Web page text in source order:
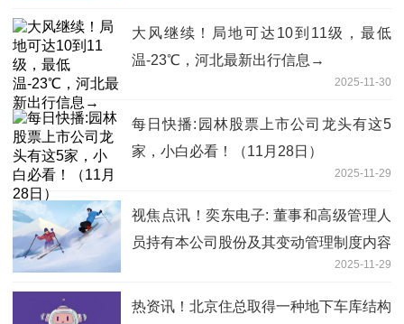
大风继续！局地可达10到11级，最低
温-23℃，河北最新出行信息→
2025-11-30
每日快播:园林股票上市公司龙头有这5
家，小白必看！（11月28日）
2025-11-29
视焦点讯！奕东电子: 董事和高级管理人
员持有本公司股份及其变动管理制度内容
2025-11-29
热资讯！北京住总取得一种地下车库结构